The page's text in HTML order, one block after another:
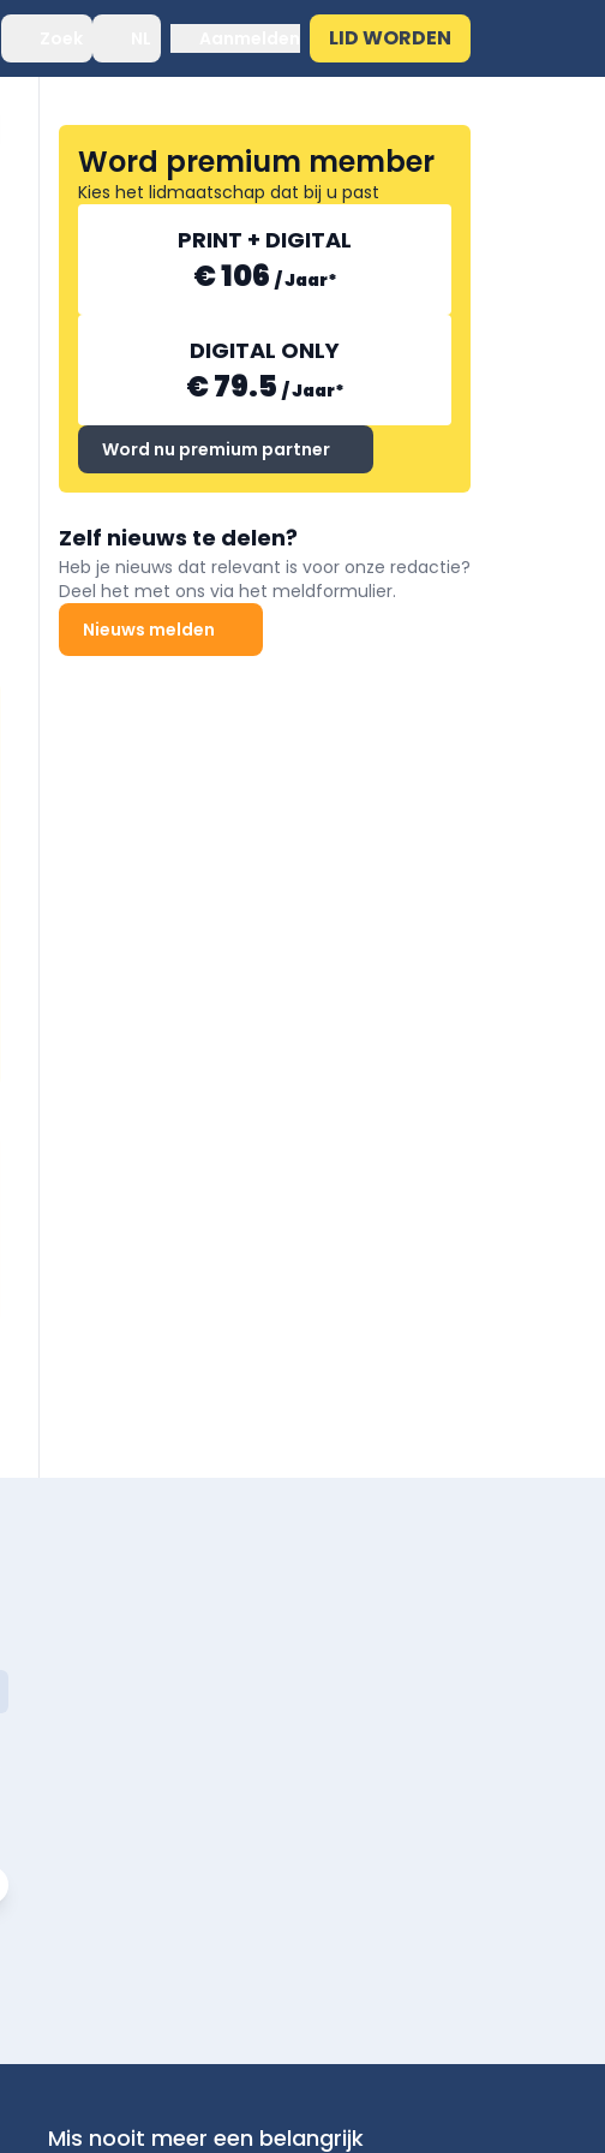
LID WORDEN
Word premium member
Kies het lidmaatschap dat bij u past
PRINT + DIGITAL
€ 106 /Jaar*
DIGITAL ONLY
€ 79.5 /Jaar*
Word nu premium partner
Zelf nieuws te delen?
Heb je nieuws dat relevant is voor onze redactie?
Deel het met ons via het meldformulier.
Nieuws melden
Mis nooit meer een belangrijk